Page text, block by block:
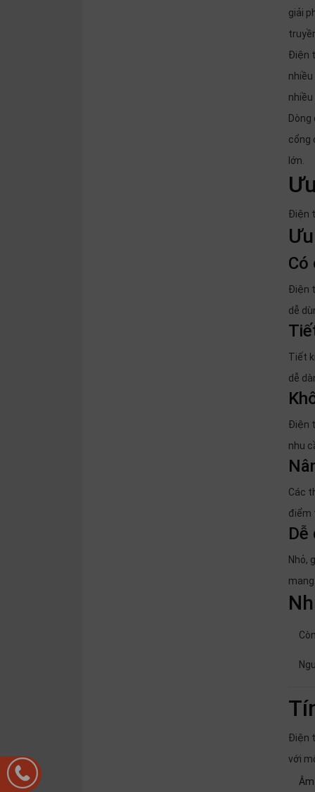
giải
Điện
cổng
lớn.
Điện
Có
Điện
dễ
Tiết
dễ
Điện
nhu
Các
điểm
Dễ
Nhỏ,
Điện
với